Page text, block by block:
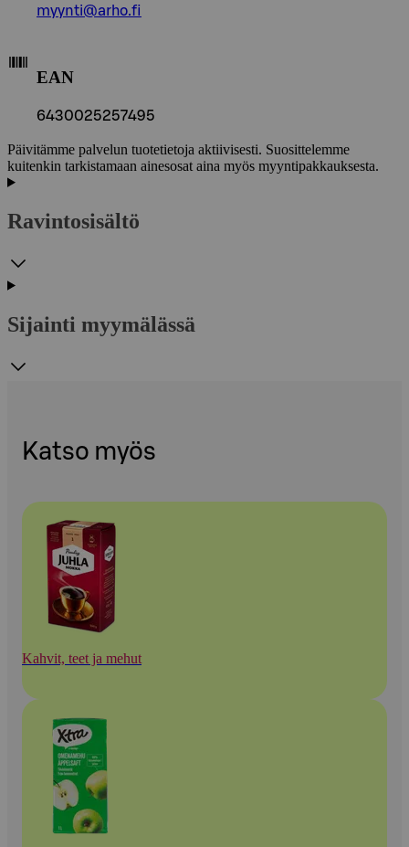
myynti@arho.fi
EAN
6430025257495
Päivitämme palvelun tuotetietoja aktiivisesti. Suosittelemme
kuitenkin tarkistamaan ainesosat aina myös myyntipakkauksesta.
Ravintosisältö
Sijainti myymälässä
Katso myös
Kahvit, teet ja mehut